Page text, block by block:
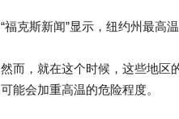
“福克斯新闻”显示，纽约州最高
然而，就在这个时候，这些地区
可能会加重高温的危险程度。